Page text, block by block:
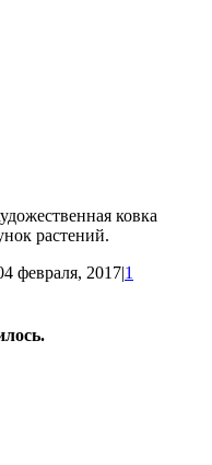
ковка
растений.
4 февраля, 2017|1